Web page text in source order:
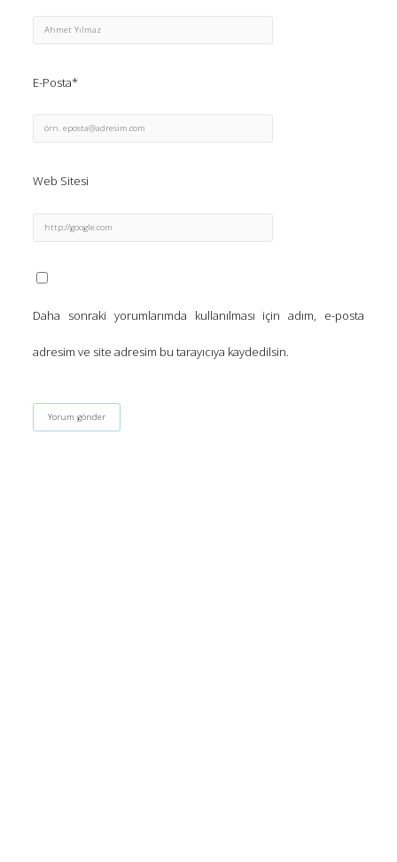
E-Posta*
Web Sitesi
Daha sonraki yorumlarımda kullanılması için adım, e-posta
adresim ve site adresim bu tarayıcıya kaydedilsin.